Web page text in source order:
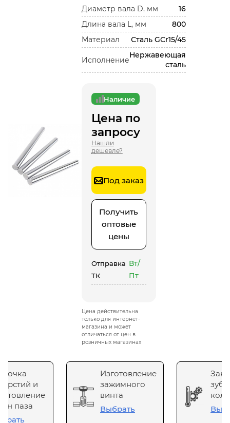
Диаметр вала D, мм
16
Длина вала L, мм
800
Материал
Сталь GCr15/45
Исполнение
Нержавеющая
сталь
Наличие
Цена по
запросу
Нашли
дешевле?
Под заказ
Получить
оптовые
цены
Отправка
ТК
Вт/
Пт
Цена действительна
только для интернет-
магазина и может
отличаться от цен в
розничных магазинах
и
паза
Изготовление
зажимного
винта
Выбрать